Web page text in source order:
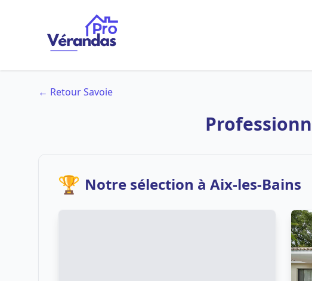
← Retour Savoie
🏆 Notre sélection à Aix-les-Bains